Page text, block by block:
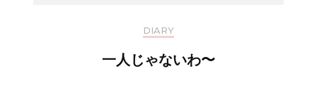
DIARY
一人じゃないわ〜